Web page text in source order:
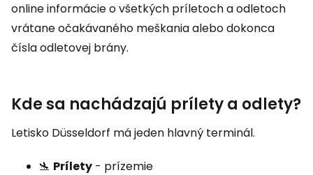
online informácie o všetkých príletoch a odletoch
vrátane očakávaného meškania alebo dokonca
čísla odletovej brány.
Kde sa nachádzajú prílety a odlety?
Letisko Düsseldorf má jeden hlavný terminál.
🛬 Prílety - prízemie